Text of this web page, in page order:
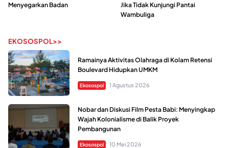
Menyegarkan Badan
Jika Tidak Kunjungi Pantai
Wambuliga
EKOSOSPOL>>
Ramainya Aktivitas Olahraga di Kolam Retensi
Boulevard Hidupkan UMKM
Ekosospol 1 Agustus 2026
Nobar dan Diskusi Film Pesta Babi: Menyingkap
Wajah Kolonialisme di Balik Proyek
Pembangunan
Ekosospol 10 Mei 2026